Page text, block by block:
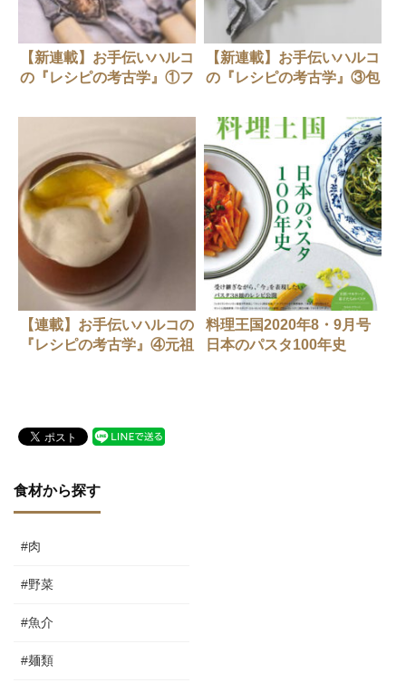
【新連載】お手伝いハルコ
の『レシピの考古学』①フ
か！？
【新連載】お手伝いハルコ
の『レシピの考古学』③包
【連載】お手伝いハルコの
『レシピの考古学』④元祖
料理王国2020年8・9月号
日本のパスタ100年史
食材から探す
#肉
#野菜
#魚介
#麺類